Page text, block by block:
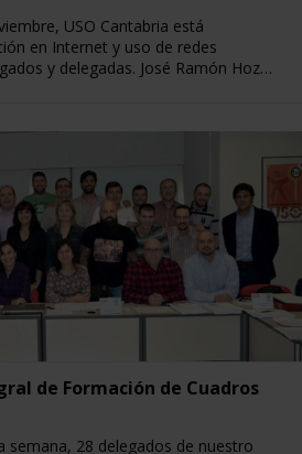
USO Cantabria está
en Internet y uso de redes
y delegadas. José Ramón Hoz…
de Formación de Cuadros
semana, 28 delegados de nuestro